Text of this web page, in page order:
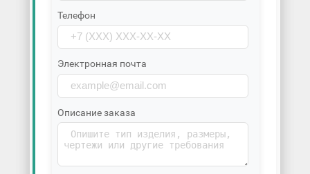
Телефон
Электронная почта
Описание заказа